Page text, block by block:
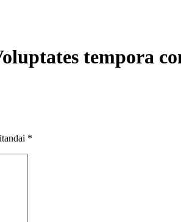
tempora
*